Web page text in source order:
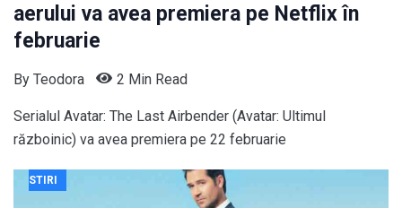
aerului va avea premiera pe Netflix în
februarie
By Teodora 2 Min Read
Serialul Avatar: The Last Airbender (Avatar: Ultimul
războinic) va avea premiera pe 22 februarie
STIRI